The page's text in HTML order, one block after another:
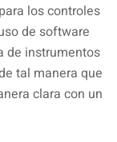
los controles
de software
de instrumentos
tal manera que
clara con un